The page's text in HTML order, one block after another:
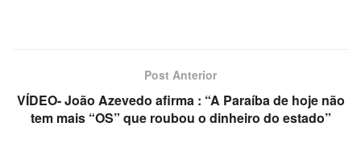
Post Anterior
VÍDEO- João Azevedo afirma : “A Paraíba de hoje não
tem mais “OS” que roubou o dinheiro do estado”